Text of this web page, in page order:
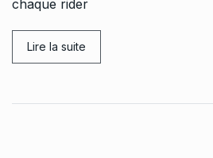
chaque rider
Lire la suite